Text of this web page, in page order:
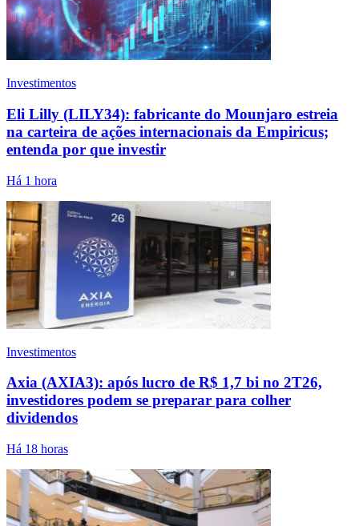
Investimentos
Eli Lilly (LILY34): fabricante do Mounjaro estreia
na carteira de ações internacionais da Empiricus;
entenda por que investir
Há 1 hora
Investimentos
Axia (AXIA3): após lucro de R$ 1,7 bi no 2T26,
investidores podem se preparar para colher
dividendos
Há 18 horas